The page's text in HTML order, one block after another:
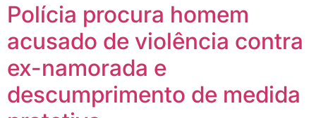
Polícia procura homem
acusado de violência contra
ex-namorada e
descumprimento de medida